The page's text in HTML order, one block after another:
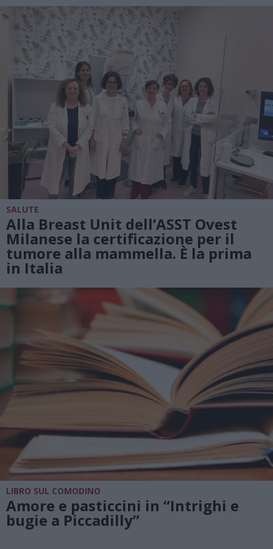
SALUTE
Alla Breast Unit dell’ASST Ovest
Milanese la certificazione per il
tumore alla mammella. È la prima
in Italia
LIBRO SUL COMODINO
Amore e pasticcini in “Intrighi e
bugie a Piccadilly”